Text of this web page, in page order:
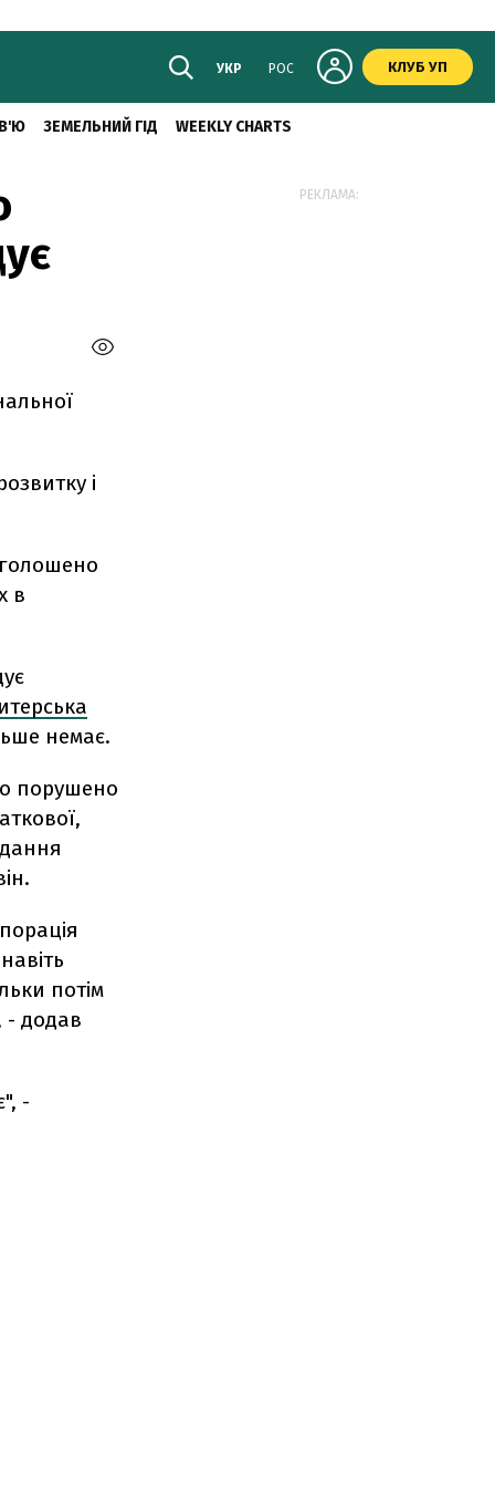
УКР РОС КЛУБ УП
ЗЕМЕЛЬНИЙ ГІД WEEKLY CHARTS
і
в
немає.
порушено
потім
- додав
-
РЕКЛАМА: